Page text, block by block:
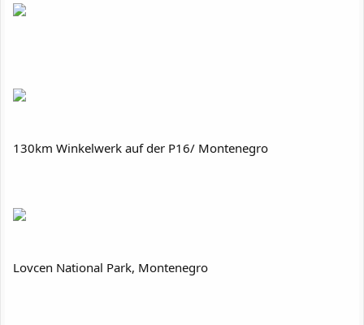
130km Winkelwerk auf der P16/ Montenegro
Lovcen National Park, Montenegro